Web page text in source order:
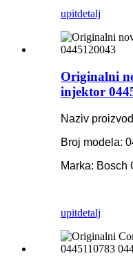
upitdetalj
Originalni
injektor
Naziv
Broj modela:
Marka: Bosch
upitdetalj